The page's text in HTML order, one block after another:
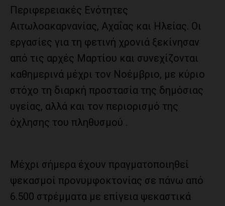
Περιφερειακές Ενότητες
Αιτωλοακαρνανίας, Αχαΐας και Ηλείας. Οι
εργασίες για τη φετινή χρονιά ξεκίνησαν
από τις αρχές Μαρτίου και συνεχίζονται
καθημερινά μέχρι τον Νοέμβριο, με κύριο
στόχο τη διαρκή προστασία της δημόσιας
υγείας, αλλά και τον περιορισμό της
όχλησης του πληθυσμού .
Μέχρι σήμερα έχουν πραγματοποιηθεί
ψεκασμοί προνυμφοκτονίας σε πάνω από
6.500 στρέμματα με επίγεια ψεκαστικά